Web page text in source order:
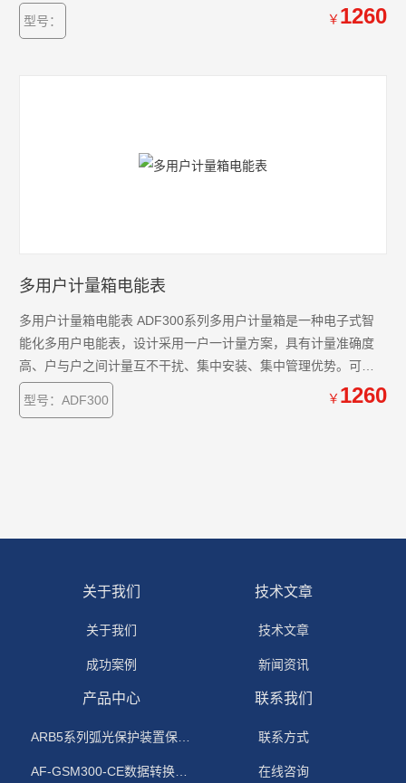
装、集中管理优势。可以同时计量12户三相、36户单相、单/三相
回路混合用电状况。
型号： ￥ 1260
多用户计量箱电能表
多用户计量箱电能表 ADF300系列多用户计量箱是一种电子式智
能化多用户电能表，设计采用一户一计量方案，具有计量准确度
高、户与户之间计量互不干扰、集中安装、集中管理优势。可以
同时计量12户三相、36户单相、单/三相回路混合用电状况。
型号：ADF300
￥ 1260
关于我们
关于我们
成功案例
技术文章
技术文章
新闻资讯
产品中心
ARB5系列弧光保护装置保护功能原理
AF-GSM300-CE数据转换模块
联系我们
联系方式
在线咨询